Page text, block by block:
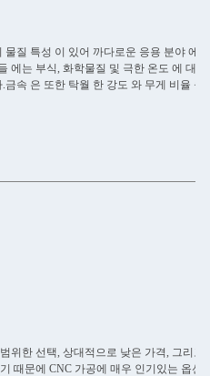
물질 특성 이 있어 까다로운 응용 분야 에
에는 부식, 화학물질 및 극한 온도 에 대한
금속 은 또한 탁월 한 강도 와 무게 비율 을
위한 선택, 상대적으로 낮은 가격, 그리고
때문에 CNC 가공에 매우 인기있는 옵션